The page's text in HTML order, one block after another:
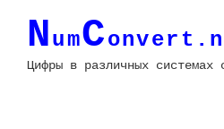
NumC
Цифры в различных системах